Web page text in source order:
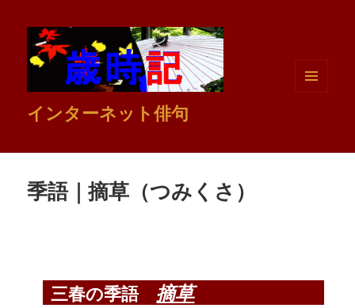
インターネット俳句
季語｜摘草（つみくさ）
三春の季語 摘草